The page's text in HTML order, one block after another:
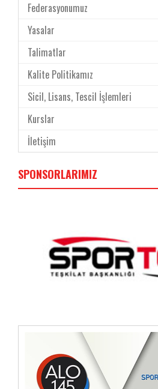
Federasyonumuz
Yasalar
Talimatlar
Kalite Politikamız
Sicil, Lisans, Tescil İşlemleri
Kurslar
İletişim
SPONSORLARIMIZ